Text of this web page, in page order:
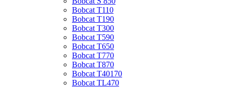
Bobcat T110
Bobcat T190
Bobcat T300
Bobcat T590
Bobcat T650
Bobcat T770
Bobcat T870
Bobcat T40170
Bobcat TL470